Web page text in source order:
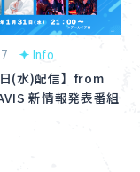
Info
日(水)配信】from
新情報発表番組